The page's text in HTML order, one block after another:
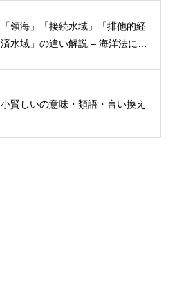
「領海」「接続水域」「排他的経
済水域」の違い解説 – 海洋法にお
小賢しいの意味・類語・言い換え